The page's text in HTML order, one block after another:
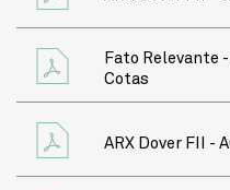
Fato Relevante
Cotas
ARX Dover FII -